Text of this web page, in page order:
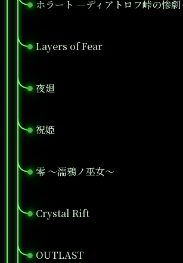
ホラート －ディアトロフ峠の惨劇
●
Layers of Fear
●
夜廻
●
祝姫
●
零 ～濡鴉ノ巫女～
●
Crystal Rift
●
OUTLAST
●